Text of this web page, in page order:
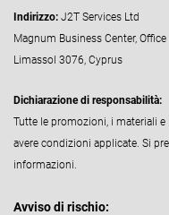
Indirizzo: J2T Services Ltd
Magnum Business Center,
Limassol 3076, Cyprus
Dichiarazione di responsabilità:
Tutte le promozioni, i materiali
avere condizioni applicate. Si
informazioni.
Avviso di rischio: